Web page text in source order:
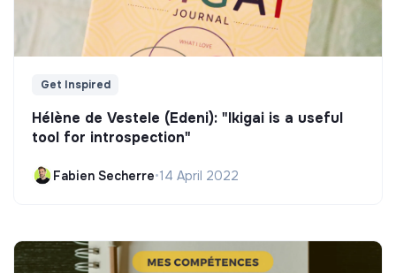
Get Inspired
Hélène de Vestele (Edeni): "Ikigai is a useful
tool for introspection"
Fabien Secherre•14 April 2022